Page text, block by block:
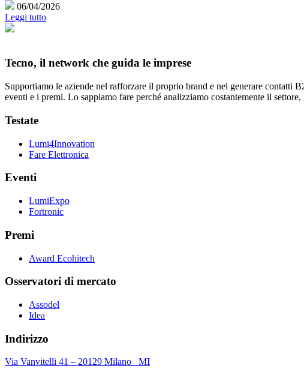
06/04/2026
Leggi tutto
Tecno, il network che guida le imprese
Supportiamo le aziende nel rafforzare il proprio brand e nel generare contatti
eventi e i premi. Lo sappiamo fare perché analizziamo costantemente il
Testate
Lumi4Innovation
Fare Elettronica
Eventi
LumiExpo
Fortronic
Premi
Award Ecohitech
Osservatori di mercato
Assodel
Idea
Indirizzo
Via Vanvitelli 41 – 20129 Milano MI